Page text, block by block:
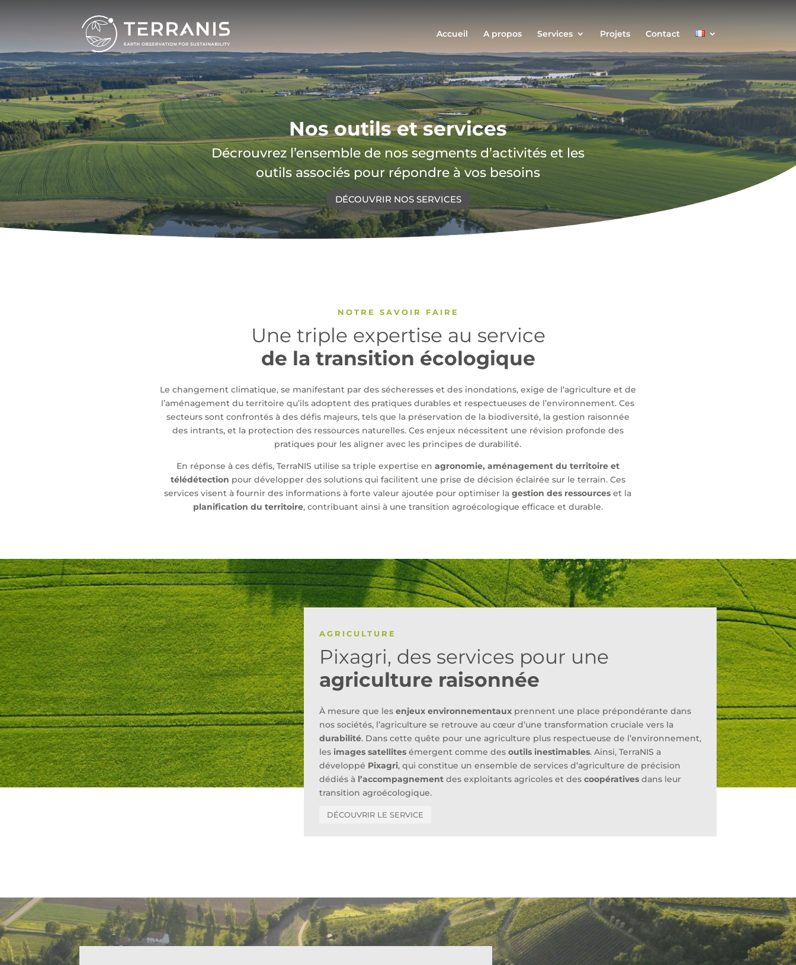
Accueil A propos Services Projets Contact
Nos outils et services
Décrouvrez l’ensemble de nos segments d’activités et les
outils associés pour répondre à vos besoins
DÉCOUVRIR NOS SERVICES
NOTRE SAVOIR FAIRE
Une triple expertise au service
de la transition écologique
Le changement climatique, se manifestant par des sécheresses et des inondations, exige de l’agriculture et de
l’aménagement du territoire qu’ils adoptent des pratiques durables et respectueuses de l’environnement. Ces
secteurs sont confrontés à des défis majeurs, tels que la préservation de la biodiversité, la gestion raisonnée
des intrants, et la protection des ressources naturelles. Ces enjeux nécessitent une révision profonde des
pratiques pour les aligner avec les principes de durabilité.
En réponse à ces défis, TerraNIS utilise sa triple expertise en agronomie, aménagement du territoire et
télédétection pour développer des solutions qui facilitent une prise de décision éclairée sur le terrain. Ces
services visent à fournir des informations à forte valeur ajoutée pour optimiser lagestion des ressources et la
planification du territoire, contribuant ainsi à une transition agroécologique efficace et durable.
AGRICULTURE
Pixagri, des services pour une
agriculture raisonnée
À mesure que les enjeux environnementauxprennent une place prépondérante dans
nos sociétés, l’agriculture se retrouve au cœur d’une transformation cruciale vers la
durabilité. Dans cette quête pour une agriculture plus respectueuse de l’environnement,
les images satellitesémergent comme des outils inestimables. Ainsi, TerraNIS a
développé Pixagri, qui constitue un ensemble de services d’agriculture de précision
dédiés à l’accompagnementdes exploitants agricoles et des coopérativesdans leur
transition agroécologique.
DÉCOUVRIR LE SERVICE